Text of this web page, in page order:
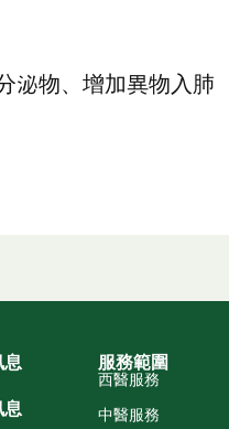
泌物、增加異物入肺
息
息
服務範圍
西醫服務
中醫服務